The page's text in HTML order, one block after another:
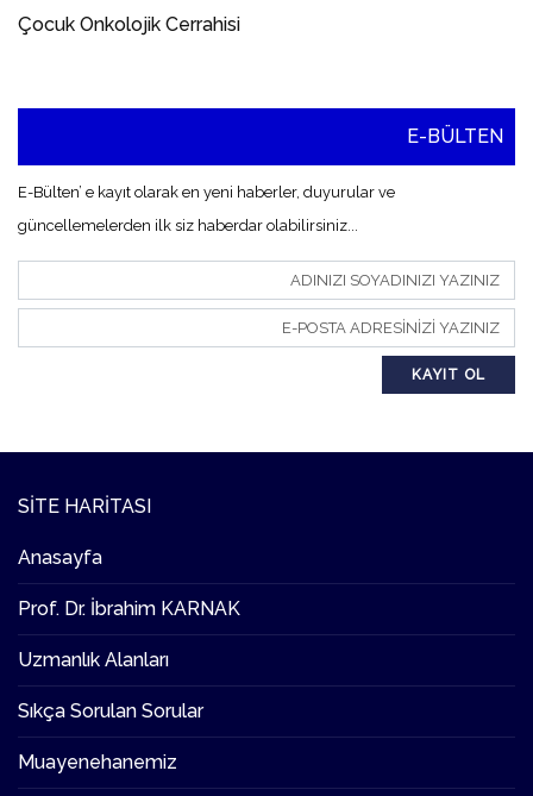
Çocuk Onkolojik Cerrahisi
E-BÜLTEN
E-Bülten’ e kayıt olarak en yeni haberler, duyurular ve
güncellemelerden ilk siz haberdar olabilirsiniz...
KAYIT OL
SITE HARITASI
Anasayfa
Prof. Dr. İbrahim KARNAK
Uzmanlık Alanları
Sıkça Sorulan Sorular
Muayenehanemiz